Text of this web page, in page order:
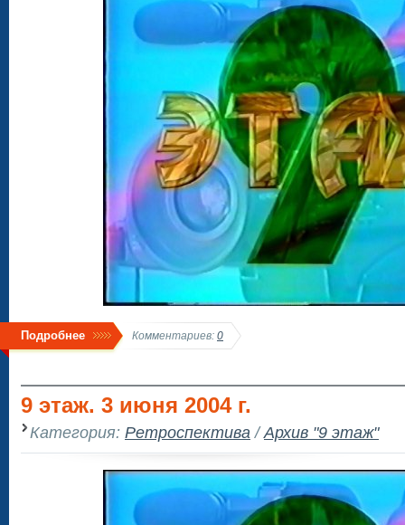
Подробнее Комментариев: 0
9 этаж. 3 июня 2004 г.
Категория: Ретроспектива /Архив "9 этаж"